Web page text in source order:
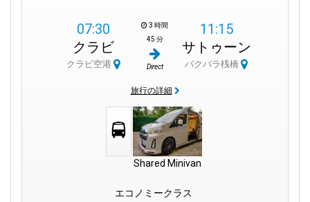
し、空港内で地元料理を味わうこともできます。クラビタウン
マーケットは、お土産を購入するのに最適な場所です。
クラビ国際空港は、10億バーツの投資でアップグレードされ、
ドリーな雰囲気と一流のサービスが、忘れられない旅の始まり
クラビ国際空港は単なる到着地ではなく、美しい旅の始まりで
07:30
クラビ
クラビ空港
3 時間
45 分
Direct
11:15
サトゥーン
パクバラ桟橋
旅行の詳細
Shared Minivan
エコノミークラス